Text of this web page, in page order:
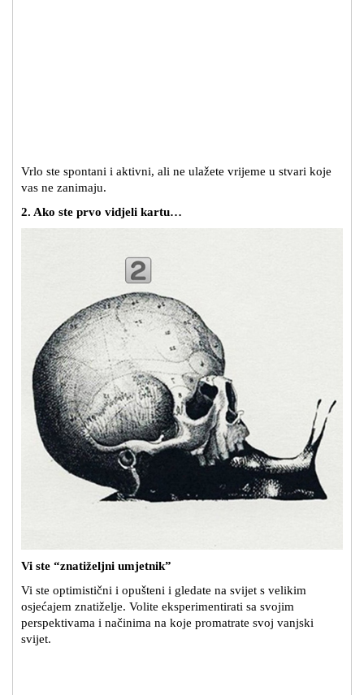
Vrlo ste spontani i aktivni, ali ne ulažete vrijeme u stvari koje
vas ne zanimaju.
2. Ako ste prvo vidjeli kartu…
Vi ste “znatiželjni umjetnik”
Vi ste optimistični i opušteni i gledate na svijet s velikim
osjećajem znatiželje. Volite eksperimentirati sa svojim
perspektivama i načinima na koje promatrate svoj vanjski
svijet.